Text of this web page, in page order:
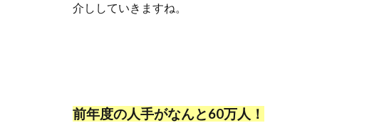
介ししていきますね。
前年度の人手がなんと60万人！